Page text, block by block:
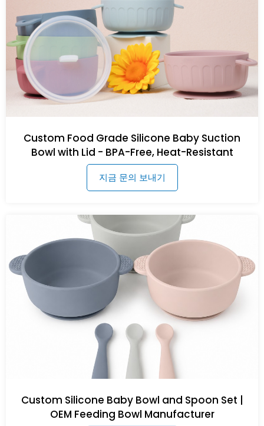
Custom Food Grade Silicone Baby Suction
Bowl with Lid - BPA-Free, Heat-Resistant
지금 문의 보내기
Custom Silicone Baby Bowl and Spoon Set |
OEM Feeding Bowl Manufacturer